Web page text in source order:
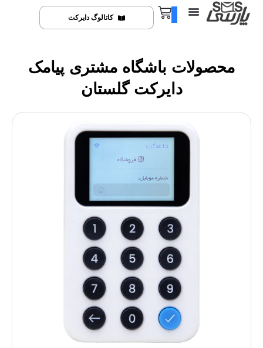
کاتالوگ دایرکت
محصولات باشگاه مشتری پیامک
دایرکت گلستان